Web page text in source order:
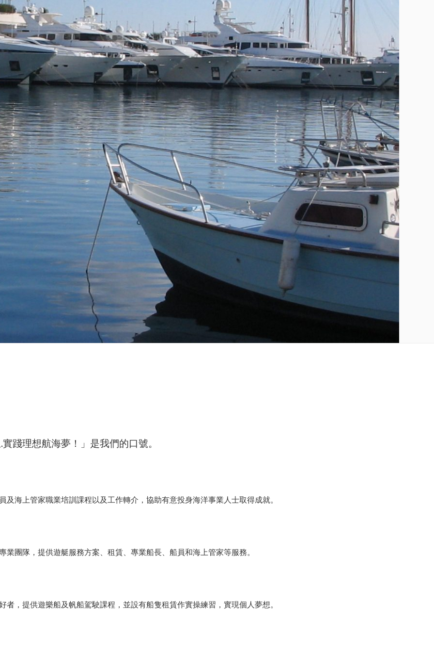
踐理想航海夢！」是我們的口號。
及海上管家職業培訓課程以及工作轉介，協助有意投身海洋事業人士取得成就。
業團隊，提供遊艇服務方案、租賃、專業船長、船員和海上管家等服務。
者，提供遊樂船及帆船駕駛課程，並設有船隻租賃作實操練習，實現個人夢想。